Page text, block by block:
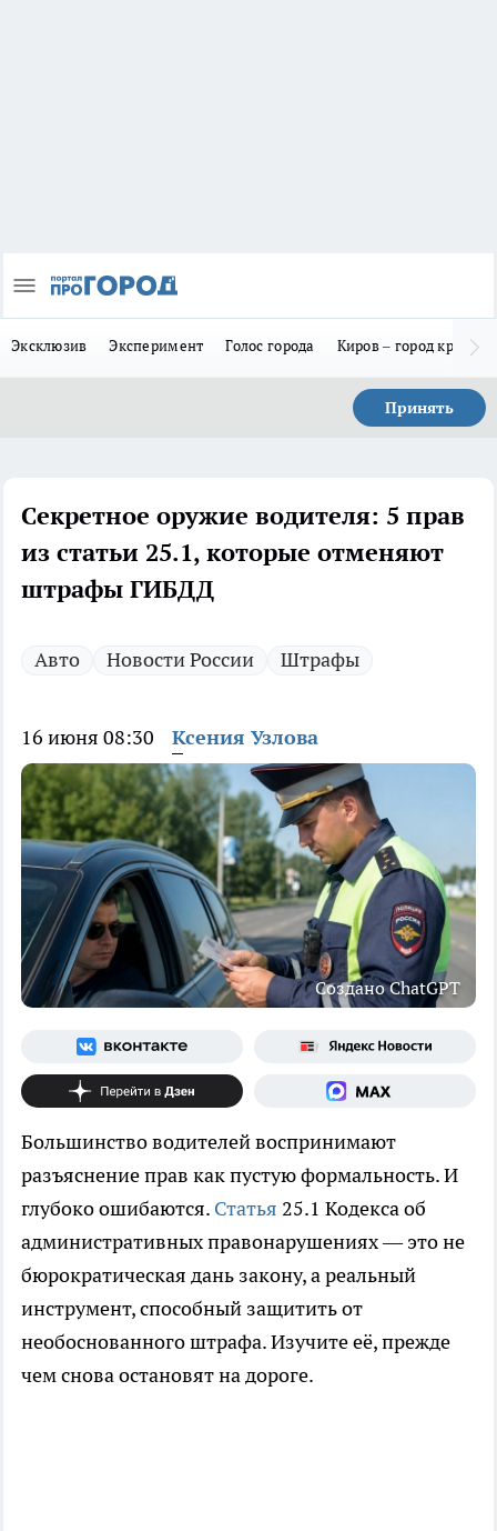
Эксклюзив Эксперимент Голос города Киров – город
Принять
Секретное оружие водителя: 5 прав
из статьи 25.1, которые отменяют
штрафы ГИБДД
Авто Новости России Штрафы
16 июня 08:30 Ксения Узлова
Создано ChatGPT
Большинство водителей воспринимают
разъяснение прав как пустую формальность. И
глубоко ошибаются. Статья 25.1 Кодекса об
административных правонарушениях — это не
бюрократическая дань закону, а реальный
инструмент, способный защитить от
необоснованного штрафа. Изучите её, прежде
чем снова остановят на дороге.